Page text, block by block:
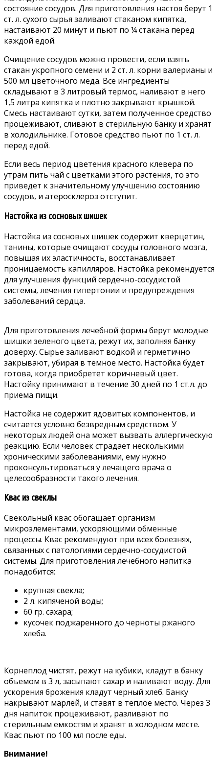
состояние сосудов. Для приготовления настоя берут 1
ст. л. сухого сырья заливают стаканом кипятка,
настаивают 20 минут и пьют по ¼ стакана перед
каждой едой.
Очищение сосудов можно провести, если взять
стакан укропного семени и 2 ст. л. корни валерианы и
500 мл цветочного меда. Все ингредиенты
складывают в 3 литровый термос, наливают в него
1,5 литра кипятка и плотно закрывают крышкой.
Смесь настаивают сутки, затем полученное средство
процеживают, сливают в стерильную банку и хранят
в холодильнике. Готовое средство пьют по 1 ст. л.
перед едой.
Если весь период цветения красного клевера по
утрам пить чай с цветками этого растения, то это
приведет к значительному улучшению состоянию
сосудов, и атеросклероз отступит.
Настойка из сосновых шишек
Настойка из сосновых шишек содержит кверцетин,
танины, которые очищают сосуды головного мозга,
повышая их эластичность, восстанавливает
проницаемость капилляров. Настойка рекомендуется
для улучшения функций сердечно-сосудистой
системы, лечения гипертонии и предупреждения
заболеваний сердца.
Для приготовления лечебной формы берут молодые
шишки зеленого цвета, режут их, заполняя банку
доверху. Сырье заливают водкой и герметично
закрывают, убирая в темное место. Настойка будет
готова, когда приобретет коричневый цвет.
Настойку принимают в течение 30 дней по 1 ст.л. до
приема пищи.
Настойка не содержит ядовитых компонентов, и
считается условно безвредным средством. У
некоторых людей она может вызвать аллергическую
реакцию. Если человек страдает несколькими
хроническими заболеваниями, ему нужно
проконсультироваться у лечащего врача о
целесообразности такого лечения.
Квас из свеклы
Свекольный квас обогащает организм
микроэлементами, ускоряющими обменные
процессы. Квас рекомендуют при всех болезнях,
связанных с патологиями сердечно-сосудистой
системы. Для приготовления лечебного напитка
понадобится:
крупная свекла;
2 л. кипяченой воды;
60 гр. сахара;
кусочек поджаренного до черноты ржаного
хлеба.
Корнеплод чистят, режут на кубики, кладут в банку
объемом в 3 л, засыпают сахар и наливают воду. Для
ускорения брожения кладут черный хлеб. Банку
накрывают марлей, и ставят в теплое место. Через 3
дня напиток процеживают, разливают по
стерильным емкостям и хранят в холодном месте.
Квас пьют по 100 мл после еды.
Внимание!